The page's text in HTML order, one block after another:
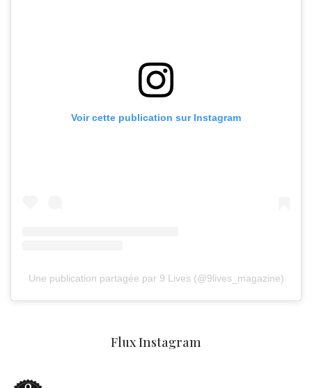
Voir cette publication sur Instagram
Une publication partagée par 9 Lives (@9lives_magazine)
Flux Instagram